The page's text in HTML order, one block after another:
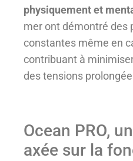
physiquement et
mer ont démontré des
constantes même en
contribuant à
des tensions
Ocean PRO,
axée sur la